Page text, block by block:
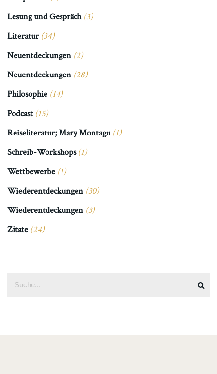
Lesung und Gespräch(3)
Literatur(34)
Neuentdeckungen (2)
Neuentdeckungen (28)
Philosophie (14)
Podcast (15)
Reiseliteratur; Mary Montagu(1)
Schreib-Workshops(1)
Wettbewerbe (1)
Wiederentdeckungen (30)
Wiederentdeckungen (3)
Zitate (24)